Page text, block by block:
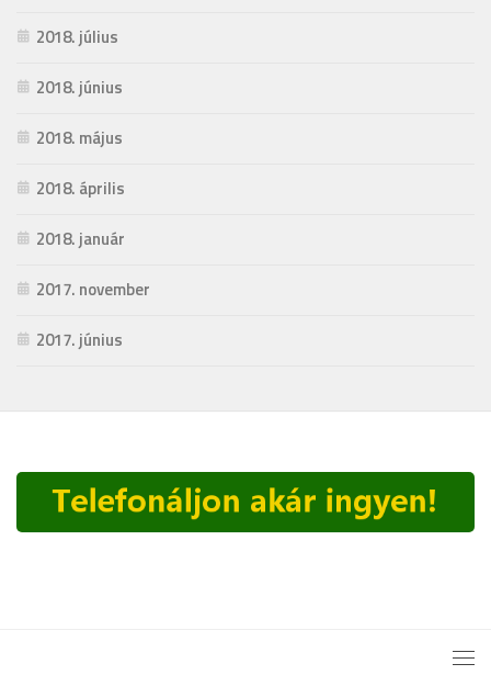
2018. július
2018. június
2018. május
2018. április
2018. január
2017. november
2017. június